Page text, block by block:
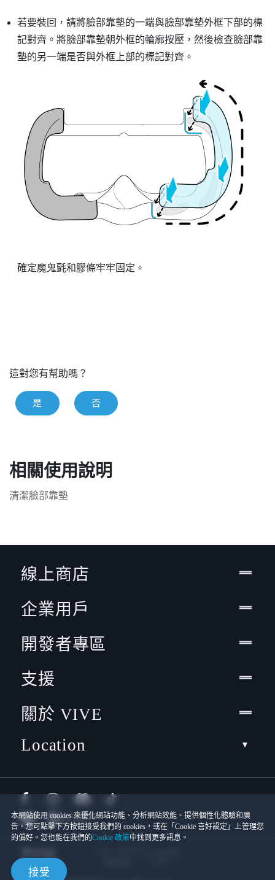
若要裝回，請將臉部靠墊的一端與臉部靠墊外框下部的標
記對齊。將臉部靠墊朝外框的輪廓按壓，然後檢查臉部靠
墊的另一端是否與外框上部的標記對齊。
確定魔鬼氈和膠條牢牢固定。
這對您有幫助嗎？
是 否
相關使用說明
清潔臉部靠墊
本網站使用 cookies 來優化網站功能、分析網站效能、提供個性化體驗和廣
告。您可點擊下方按鈕接受我們的 cookies，或在「Cookie 喜好設定」上管理您
的偏好。您也能在我們的Cookie 政策中找到更多訊息。
接受
線上商店
企業用戶
開發者專區
支援
關於 VIVE
Location